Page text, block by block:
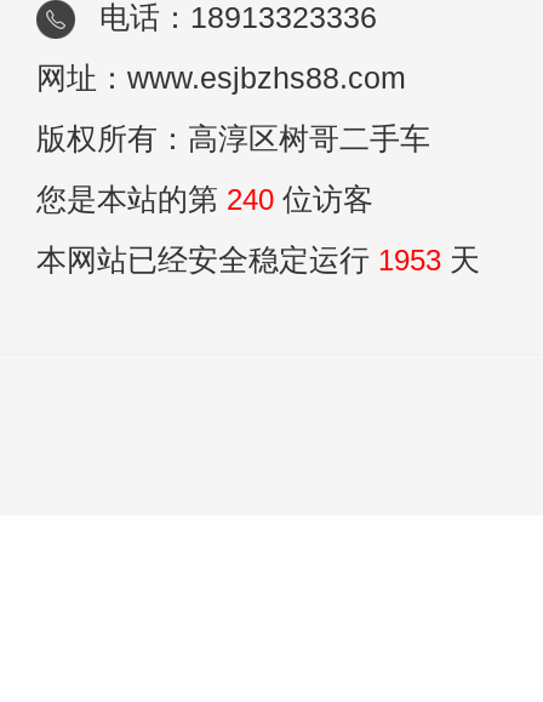
电话：18913323336
网址：www.esjbzhs88.com
版权所有：高淳区树哥二手车
您是本站的第 240 位访客
本网站已经安全稳定运行 1953 天